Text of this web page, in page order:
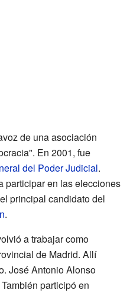
de una asociación
En 2001, fue
del Poder Judicial.
participar en las elecciones
principal candidato del
.
a trabajar como
de Madrid. Allí
José Antonio Alonso
participó en